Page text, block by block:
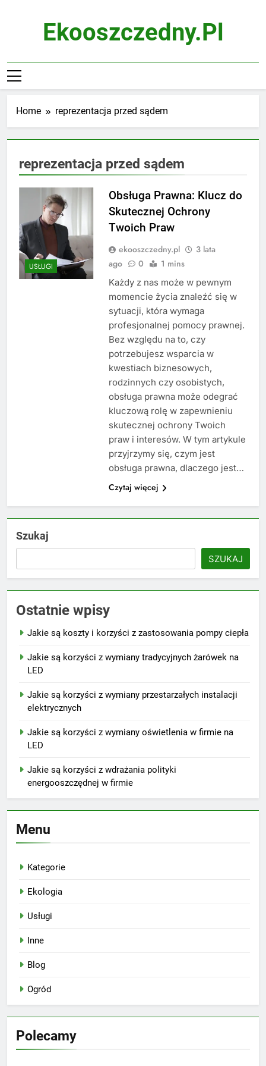
Ekooszczedny.pl
Home reprezentacja przed sądem
reprezentacja przed sądem
USŁUGI
Obsługa Prawna: Klucz do
Skutecznej Ochrony
Twoich Praw
ekooszczedny.pl
3 lata
ago
0 1 mins
Każdy z nas może w pewnym
momencie życia znaleźć się w
sytuacji, która wymaga
profesjonalnej pomocy prawnej.
Bez względu na to, czy
potrzebujesz wsparcia w
kwestiach biznesowych,
rodzinnych czy osobistych,
obsługa prawna może odegrać
kluczową rolę w zapewnieniu
skutecznej ochrony Twoich
praw i interesów. W tym artykule
przyjrzymy się, czym jest
obsługa prawna, dlaczego jest…
Czytaj więcej
Szukaj
SZUKAJ
Ostatnie wpisy
Jakie są koszty i korzyści z zastosowania pompy ciepła
Jakie są korzyści z wymiany tradycyjnych żarówek na
LED
Jakie są korzyści z wymiany przestarzałych instalacji
elektrycznych
Jakie są korzyści z wymiany oświetlenia w firmie na
LED
Jakie są korzyści z wdrażania polityki
energooszczędnej w firmie
Menu
Kategorie
Ekologia
Usługi
Inne
Blog
Ogród
Polecamy